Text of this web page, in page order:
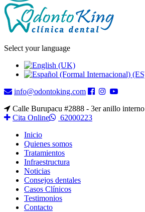
Select your language
info@odontoking.com
Calle Burupacu #2888 - 3er anillo interno
Cita Online
62000223
Inicio
Quienes somos
Tratamientos
Infraestructura
Noticias
Consejos dentales
Casos Clínicos
Testimonios
Contacto